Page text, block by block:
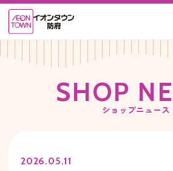
SHOP NE
ショップニュース
2026.05.11